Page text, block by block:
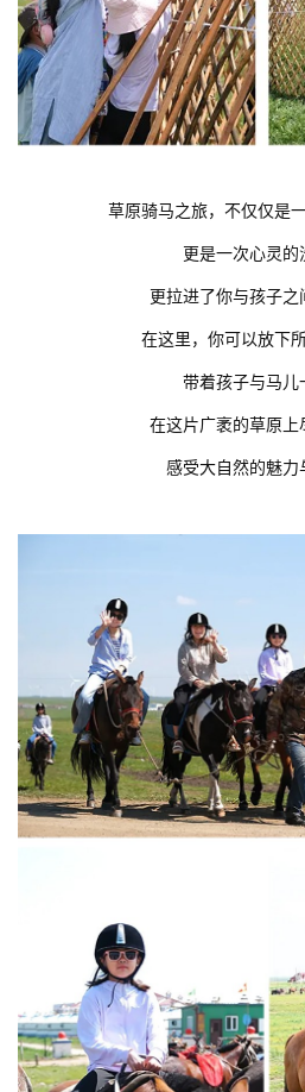
草原骑马之旅，不仅仅是
更是一次心灵的
更拉进了你与孩子之
在这里，你可以放下
带着孩子与马儿
在这片广袤的草原上
感受大自然的魅力